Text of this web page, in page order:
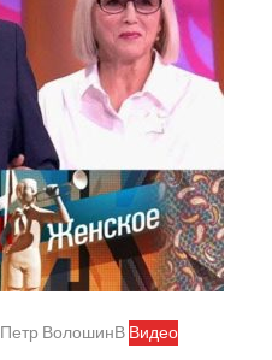
Петр ВолошинВВидео